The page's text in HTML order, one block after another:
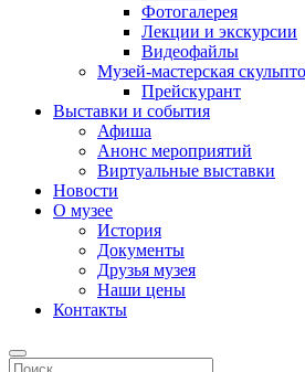
Фотогалерея
Лекции и экскурсии
Видеофайлы
Музей-мастерская
Прейскурант
Выставки и события
Афиша
Анонс мероприятий
Виртуальные выставки
Новости
О музее
История
Документы
Друзья музея
Наши цены
Контакты